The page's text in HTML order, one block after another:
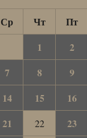
Ср Чт Пт
1
2
7 8 9
14 15 16
21 22 23